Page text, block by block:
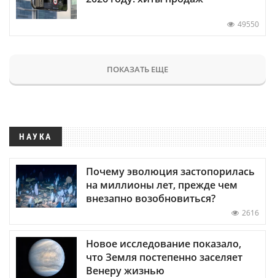
49550
ПОКАЗАТЬ ЕЩЕ
НАУКА
Почему эволюция застопорилась
на миллионы лет, прежде чем
внезапно возобновиться?
2616
Новое исследование показало,
что Земля постепенно заселяет
Венеру жизнью